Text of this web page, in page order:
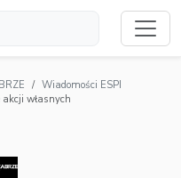
Wiadomości ESPI
własnych